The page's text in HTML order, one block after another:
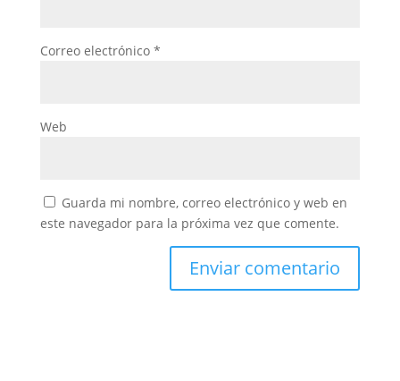
Correo electrónico *
Web
Guarda mi nombre, correo electrónico y web en
este navegador para la próxima vez que comente.